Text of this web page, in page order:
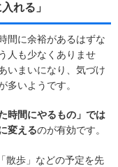
れる」
間に余裕があるはずな
人も少なくありませ
いまいになり、気づけ
多いようです。
時間にやるもの」では
変えるのが有効です。
散歩」などの予定を先